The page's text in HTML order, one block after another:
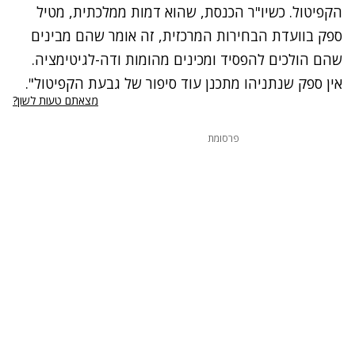
הקפיטול. כשיו"ר הכנסת, שהוא דמות ממלכתית, מטיל
ספק בוועדת הבחירות המרכזית, זה אומר שהם מבינים
שהם הולכים להפסיד ומכינים מהומות ודה-לגיטימציה.
אין ספק שנתניהו מתכנן עוד סיפור של גבעת הקפיטול".
מצאתם טעות לשון?
פרסומת